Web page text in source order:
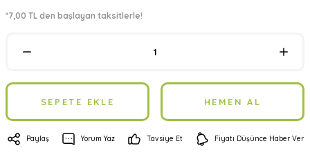
*7,00 TL den başlayan taksitlerle!
SEPETE EKLE HEMEN AL
Paylaş Yorum Yaz Tavsiye Et Fiyatı Düşünce Haber Ver